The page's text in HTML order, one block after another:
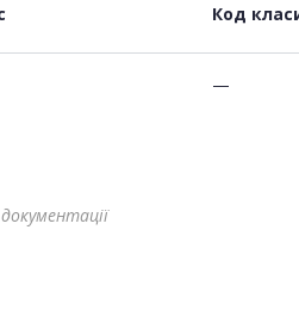
Код
—